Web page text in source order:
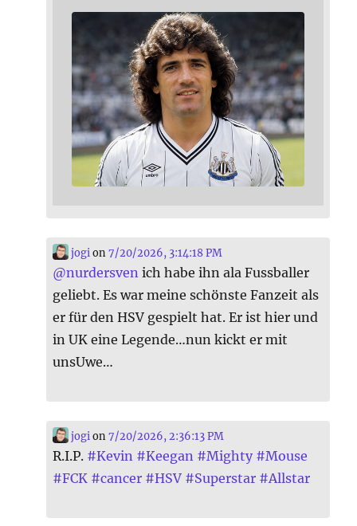
jogi on7/20/2026, 3:14:18 PM
@nurdersven ich habe ihn ala Fussballer
geliebt. Es war meine schönste Fanzeit als
er für den HSV gespielt hat. Er ist hier und
in UK eine Legende…nun kickt er mit
unsUwe…
jogi on7/20/2026, 2:36:13 PM
R.I.P. #Kevin #Keegan #Mighty #Mouse
#FCK #cancer #HSV #Superstar #Allstar